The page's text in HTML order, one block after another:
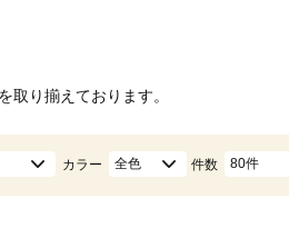
取り揃えております。
カラー 全色 件数 80件